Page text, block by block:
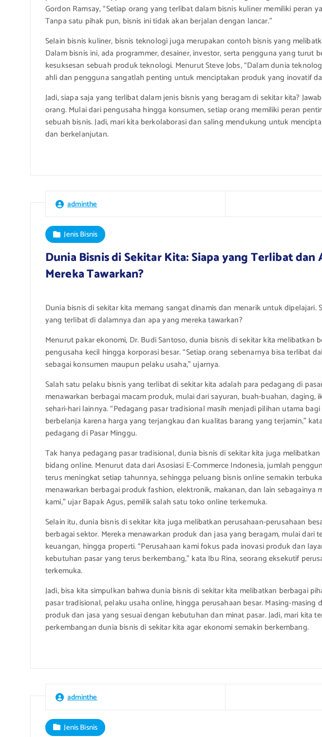
Gordon Ramsay, “Setiap orang yang terlibat dalam bisnis kuliner memiliki peran
Tanpa satu pihak pun, bisnis ini tidak akan berjalan dengan lancar.”
Selain bisnis kuliner, bisnis teknologi juga merupakan contoh bisnis yang
Dalam bisnis ini, ada programmer, desainer, investor, serta pengguna yang turut
kesuksesan sebuah produk teknologi. Menurut Steve Jobs, “Dalam dunia
ahli dan pengguna sangatlah penting untuk menciptakan produk yang inovatif
Jadi, siapa saja yang terlibat dalam jenis bisnis yang beragam di sekitar kita?
orang. Mulai dari pengusaha hingga konsumen, setiap orang memiliki peran
sebuah bisnis. Jadi, mari kita berkolaborasi dan saling mendukung untuk
dan berkelanjutan.
adminthe
Jenis Bisnis
Dunia Bisnis di Sekitar Kita: Siapa yang Terlibat dan
Mereka Tawarkan?
Dunia bisnis di sekitar kita memang sangat dinamis dan menarik untuk dipelajari.
yang terlibat di dalamnya dan apa yang mereka tawarkan?
Menurut pakar ekonomi, Dr. Budi Santoso, dunia bisnis di sekitar kita melibatkan
pengusaha kecil hingga korporasi besar. “Setiap orang sebenarnya bisa terlibat
sebagai konsumen maupun pelaku usaha,” ujarnya.
Salah satu pelaku bisnis yang terlibat di sekitar kita adalah para pedagang di
menawarkan berbagai macam produk, mulai dari sayuran, buah-buahan, daging,
sehari-hari lainnya. “Pedagang pasar tradisional masih menjadi pilihan utama
berbelanja karena harga yang terjangkau dan kualitas barang yang terjamin,”
pedagang di Pasar Minggu.
Tak hanya pedagang pasar tradisional, dunia bisnis di sekitar kita juga
bidang online. Menurut data dari Asosiasi E-Commerce Indonesia, jumlah
terus meningkat setiap tahunnya, sehingga peluang bisnis online semakin
menawarkan berbagai produk fashion, elektronik, makanan, dan lain sebagainya
kami,” ujar Bapak Agus, pemilik salah satu toko online terkemuka.
Selain itu, dunia bisnis di sekitar kita juga melibatkan perusahaan-perusahaan
berbagai sektor. Mereka menawarkan produk dan jasa yang beragam, mulai dari
keuangan, hingga properti. “Perusahaan kami fokus pada inovasi produk dan
kebutuhan pasar yang terus berkembang,” kata Ibu Rina, seorang eksekutif
terkemuka.
Jadi, bisa kita simpulkan bahwa dunia bisnis di sekitar kita melibatkan berbagai
pasar tradisional, pelaku usaha online, hingga perusahaan besar. Masing-masing
produk dan jasa yang sesuai dengan kebutuhan dan minat pasar. Jadi, mari kita
perkembangan dunia bisnis di sekitar kita agar ekonomi semakin berkembang.
adminthe
Jenis Bisnis